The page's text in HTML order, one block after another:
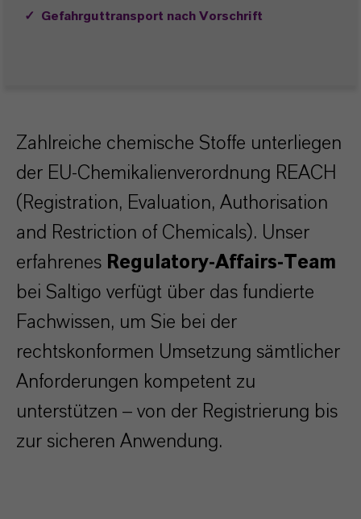
✓ Gefahrguttransport nach Vorschrift
Zahlreiche chemische Stoffe unterliegen
der EU-Chemikalienverordnung REACH
(Registration, Evaluation, Authorisation
and Restriction of Chemicals). Unser
erfahrenes Regulatory-Affairs-Team
bei Saltigo verfügt über das fundierte
Fachwissen, um Sie bei der
rechtskonformen Umsetzung sämtlicher
Anforderungen kompetent zu
unterstützen – von der Registrierung bis
zur sicheren Anwendung.